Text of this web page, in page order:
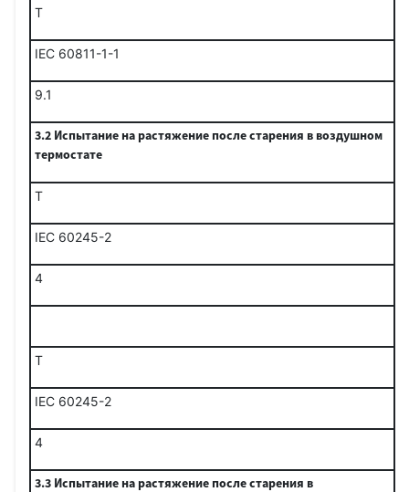
Т
IEC 60811-1-1
9.1
3.2 Испытание на растяжение после старения в воздушном
термостате
Т
IEC 60245-2
4
Т
IEC 60245-2
4
3.3 Испытание на растяжение после старения в